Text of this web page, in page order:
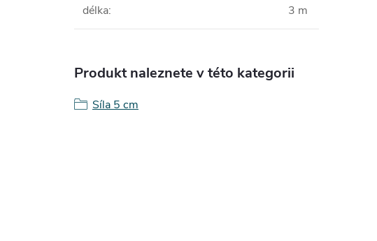
délka: 3 m
Produkt naleznete v této kategorii
Síla 5 cm